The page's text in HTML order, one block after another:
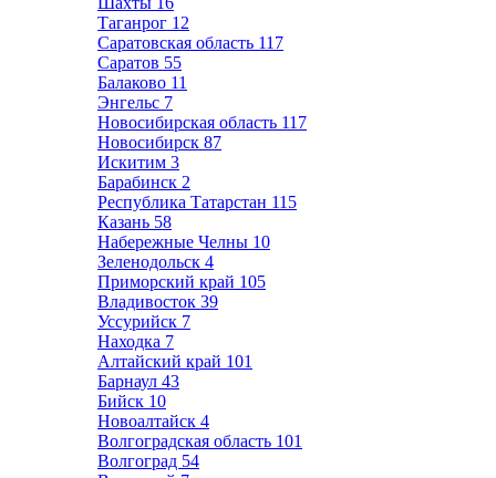
Таганрог 12
Саратовская область 117
Саратов 55
Балаково 11
Энгельс 7
Новосибирская область 117
Новосибирск 87
Искитим 3
Барабинск 2
Республика Татарстан 115
Казань 58
Набережные Челны 10
Зеленодольск 4
Приморский край 105
Владивосток 39
Уссурийск 7
Находка 7
Алтайский край 101
Барнаул 43
Бийск 10
Новоалтайск 4
Волгоградская область 101
Волгоград 54